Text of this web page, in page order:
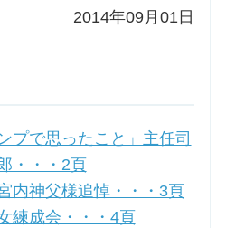
2014年09月01日
プで思ったこと」主任司
・・・2頁
内神父様追悼・・・3頁
練成会・・・4頁